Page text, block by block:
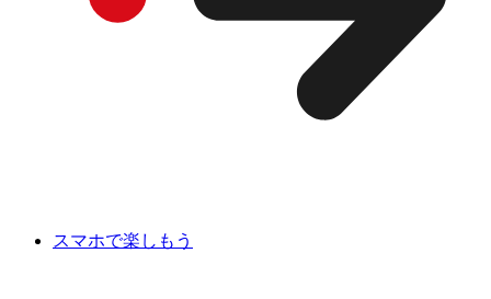
スマホで楽しもう